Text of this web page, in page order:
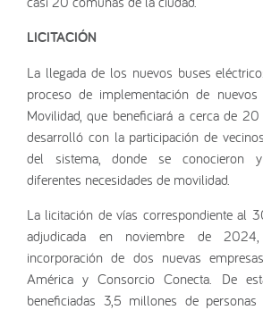
LICITACIÓN
La llegada de los nuevos buses
proceso de implementación de
Movilidad, que beneficiará a cerca de
desarrolló con la participación de
del sistema, donde se conocieron
diferentes necesidades de movilidad.
La licitación de vías correspondiente al
adjudicada en noviembre de
incorporación de dos nuevas
América y Consorcio Conecta. De
beneficiadas 3,5 millones de